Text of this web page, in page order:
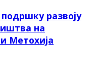
развоју
на
Метохија